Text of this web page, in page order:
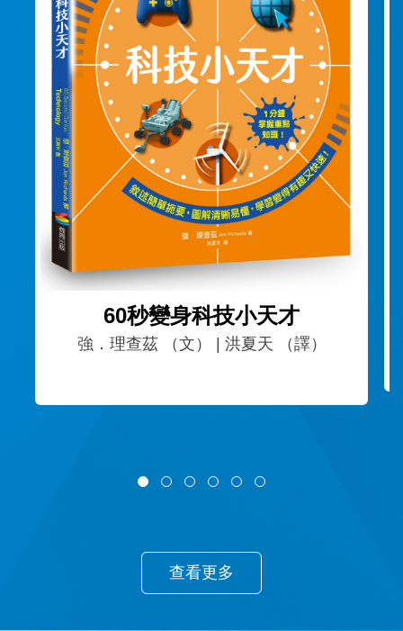
60秒變身科技小天才
強．理查茲 （文） | 洪夏天 （譯）
查看更多